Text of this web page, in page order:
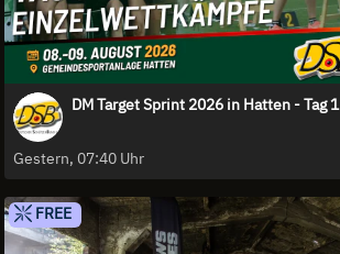
DM Target Sprint 2026 in Hatten - Tag 1
Gestern, 07:40 Uhr
FREE